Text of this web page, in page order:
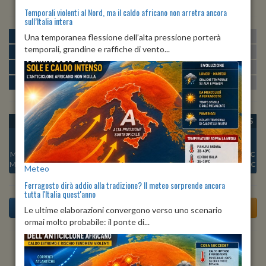
MATTINA min:24º max:27º U:
POMERIGGIO min:26º max:28º
SERA min:24º max:29º U:82% 98%
NOTTE min: 24º max:24º U:93%
OGGI
Min:
20°C
Max:23°C
LUN 10
Min:
Max:22°C
MAR 11
Min:21°C
Max:24°C
MER 12
Min:
21°C
Max:24°C
GIO 13
Max:23°C
VEN 14
Min:24°C
Max:24°C
SAB 15
24°C
Max:24°C
Previsioni del Tempo a Breno tra 5 giorni
Temporali violenti al Nord, ma il caldo africano non arretra ancora
sull’Italia intera
Una temporanea flessione dell’alta pressione porterà
temporali, grandine e raffiche di vento...
Meteo
Ferragosto dirà addio alla tradizione? Il meteo sorprende ancora
tutta l'Italia quest'anno
Le ultime elaborazioni convergono verso uno scenario
ormai molto probabile: il ponte di...